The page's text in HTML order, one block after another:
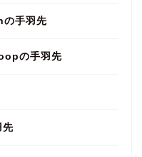
手羽先
の手羽先
先